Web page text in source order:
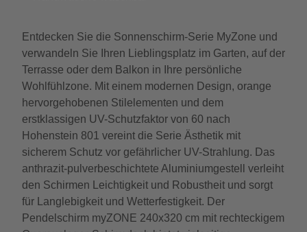
Entdecken Sie die Sonnenschirm-Serie MyZone und
verwandeln Sie Ihren Lieblingsplatz im Garten, auf der
Terrasse oder dem Balkon in Ihre persönliche
Wohlfühlzone. Mit einem modernen Design, orange
hervorgehobenen Stilelementen und dem
erstklassigen UV-Schutzfaktor von 60 nach
Hohenstein 801 vereint die Serie Ästhetik mit
sicherem Schutz vor gefährlicher UV-Strahlung. Das
anthrazit-pulverbeschichtete Aluminiumgestell verleiht
den Schirmen Leichtigkeit und Robustheit und sorgt
für Langlebigkeit und Wetterfestigkeit. Der
Pendelschirm myZONE 240x320 cm mit rechteckigem